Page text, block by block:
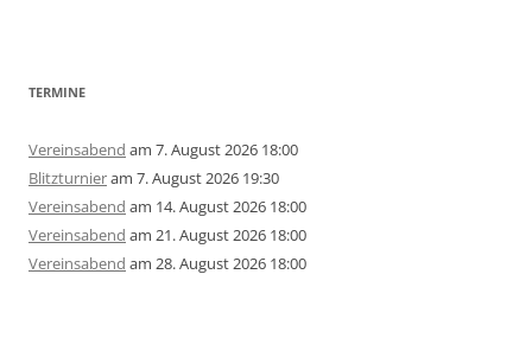
TERMINE
Vereinsabend am 7. August 2026 18:00
Blitzturnieram 7. August 2026 19:30
Vereinsabend am 14. August 2026 18:00
Vereinsabend am 21. August 2026 18:00
Vereinsabend am 28. August 2026 18:00